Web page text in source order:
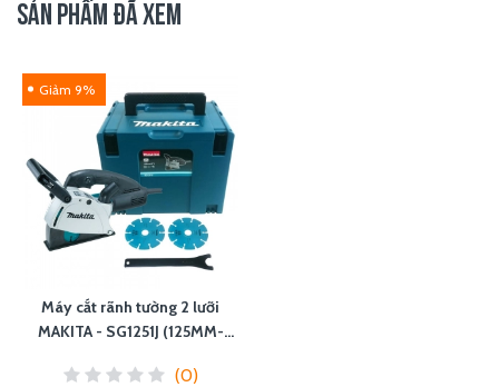
SẢN PHẨM ĐÃ XEM
Giảm 9%
Máy cắt rãnh tường 2 lưỡi
MAKITA - SG1251J (125MM-
(0)